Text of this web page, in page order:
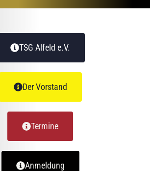
TSG Alfeld e.V.
Der Vorstand
Termine
Anmeldung